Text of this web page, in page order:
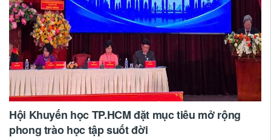
Hội Khuyến học TP.HCM đặt mục tiêu mở rộng
phong trào học tập suốt đời